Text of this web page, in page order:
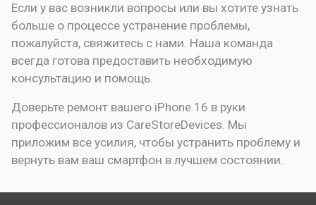
Если у вас возникли вопросы или вы хотите узнать
больше о процессе устранение проблемы,
пожалуйста, свяжитесь с нами. Наша команда
всегда готова предоставить необходимую
консультацию и помощь.
Доверьте ремонт вашего iPhone 16 в руки
профессионалов из CareStoreDevices. Мы
приложим все усилия, чтобы устранить проблему и
вернуть вам ваш смартфон в лучшем состоянии.